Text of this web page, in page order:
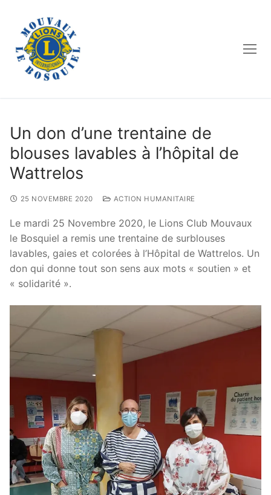
contenu
Un don d’une trentaine de
blouses lavables à l’hôpital de
Wattrelos
25 NOVEMBRE 2020 ACTION HUMANITAIRE
Le mardi 25 Novembre 2020, le Lions Club Mouvaux
le Bosquiel a remis une trentaine de surblouses
lavables, gaies et colorées à l’Hôpital de Wattrelos. Un
don qui donne tout son sens aux mots « soutien » et
« solidarité ».